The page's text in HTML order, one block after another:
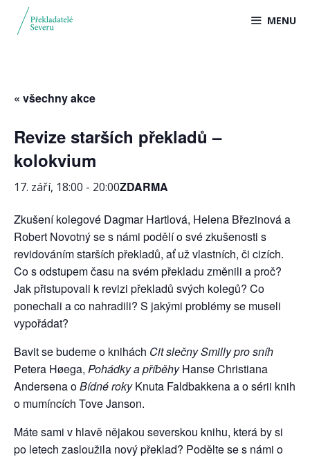
Přeskočit
MENU
« všechny akce
Revize starších překladů –
kolokvium
17. září, 18:00 - 20:00ZDARMA
Zkušení kolegové Dagmar Hartlová, Helena Březinová a
Robert Novotný se s námi podělí o své zkušenosti s
revidováním starších překladů, ať už vlastních, či cizích.
Co s odstupem času na svém překladu změnili a proč?
Jak přistupovali k revizi překladů svých kolegů? Co
ponechali a co nahradili? S jakými problémy se museli
vypořádat?
Bavit se budeme o knihách Cit slečny Smilly pro sníh
Petera Høega, Pohádky a příběhyHanse Christiana
Andersena oBídné rokyKnuta Faldbakkena a o sérii knih
o mumíncích Tove Janson.
Máte sami v hlavě nějakou severskou knihu, která by si
po letech zasloužila nový překlad? Podělte se s námi o